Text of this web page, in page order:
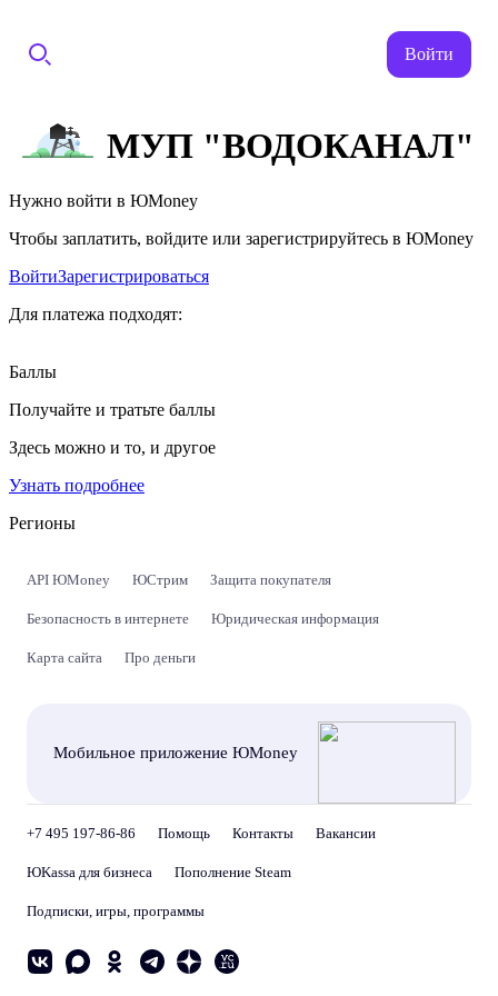
Войти
МУП "ВОДОКАНАЛ"
Нужно войти в ЮMoney
Чтобы заплатить, войдите или зарегистрируйтесь в ЮMoney
ВойтиЗарегистрироваться
Для платежа подходят:
Баллы
Получайте и тратьте баллы
Здесь можно и то, и другое
Узнать подробнее
Регионы
API ЮMoney ЮСтрим Защита покупателя
Безопасность в интернете Юридическая информация
Карта сайта Про деньги
Мобильное приложение ЮMoney
+7 495 197-86-86 Помощь Контакты Вакансии
ЮKassa для бизнеса Пополнение Steam
Подписки, игры, программы